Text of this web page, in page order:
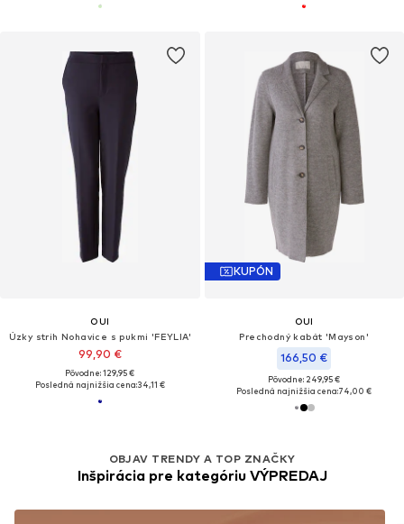
OUI
Úzky strih Nohavice s pukmi 'FEYLIA'
99,90 €
Pôvodne: 129,95 €
Posledná najnižšia cena:34,11 €
KUPÓN
OUI
Prechodný kabát 'Mayson'
166,50 €
Pôvodne: 249,95 €
Posledná najnižšia cena:74,00 €
OBJAV TRENDY A TOP ZNAČKY
Inšpirácia pre kategóriu VÝPREDAJ